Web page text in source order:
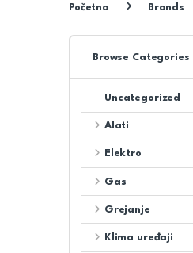
Početna Brands
Browse Categories
Uncategorized
Alati
Elektro
Gas
Grejanje
Klima uređaji